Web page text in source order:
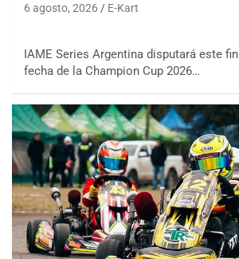
6 agosto, 2026 E-Kart
IAME Series Argentina disputará este
fecha de la Champion Cup 2026…